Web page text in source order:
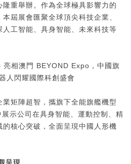
重舉辦。作為全球極具影響力的
屆展會匯聚全球頂尖科技企業、
工智能、具身智能、未來科技等
矩陣超智，攜旗下全能旗艦機型
示公司在具身智能、運動控制、精
核心突破，全面呈現中國人形機
呈現